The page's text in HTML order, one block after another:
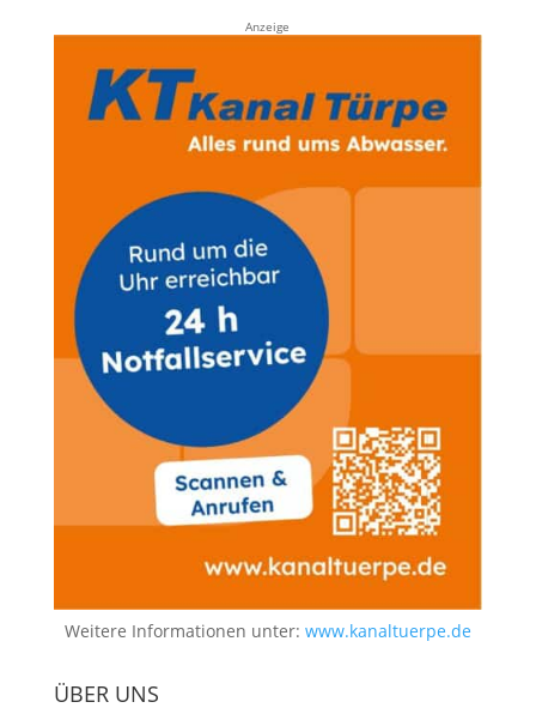
Anzeige
Weitere Informationen unter: www.kanaltuerpe.de
ÜBER UNS